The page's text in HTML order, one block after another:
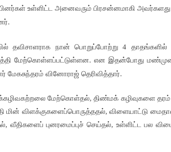
உள்ளிட்ட அனைவரும் பிரசன்னமாகி
தவிசாளராக நான் பொறுப்போற்று 4 தாதங்களில்
மேற்கொள்ளப்பட்டுள்ளன. என இதன்போது
மேகசுந்தரம் வினோராஜ் தெரிவித்தார்.
மேற்கொள்தல், திண்மக் கழிவுகளை தரம்
மின் விளக்குகளைப்பொருத்ததல், விளையாட்டு
வீதிகளைப் புனரமைப்புச் செய்தல், உள்ளிட்ட பல